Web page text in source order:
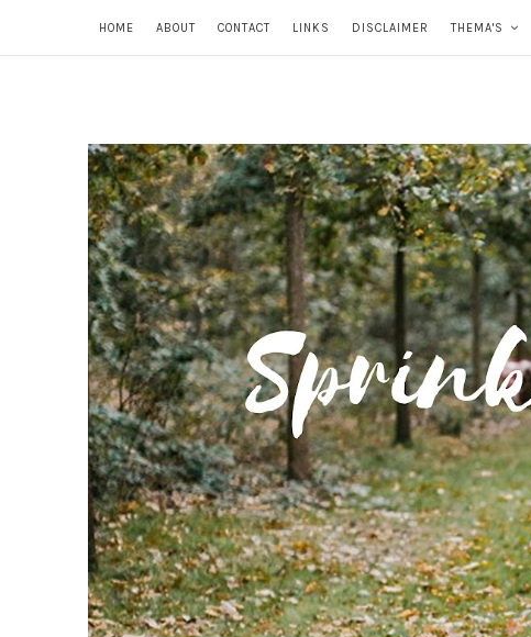
HOME ABOUT CONTACT LINKS DISCLAIMER THEMA'S